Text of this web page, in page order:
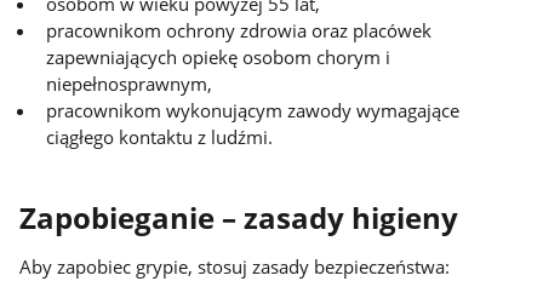
pracownikom ochrony zdrowia oraz placówek
zapewniających opiekę osobom chorym i
niepełnosprawnym,
pracownikom wykonującym zawody wymagające
ciągłego kontaktu z ludźmi.
Zapobieganie – zasady higieny
Aby zapobiec grypie, stosuj zasady bezpieczeństwa: